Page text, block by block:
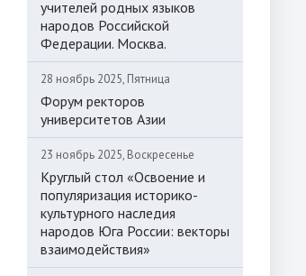
учителей родных языков
народов Российской
Федерации. Москва.
28 ноябрь 2025, Пятница
Форум ректоров
университетов Азии
23 ноябрь 2025, Воскресенье
Круглый стол «Освоение и
популяризация историко-
культурного наследия
народов Юга России: векторы
взаимодействия»